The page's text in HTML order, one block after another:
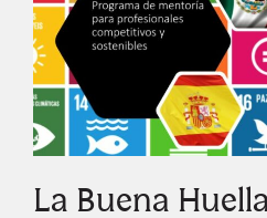
La Buena